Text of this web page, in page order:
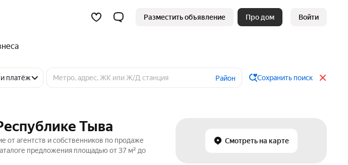
Разместить объявление Про дом Войти
платёж Район Сохранить поиск
Смотреть на карте
Тыва
от агентств и собственников по продаже
предложения площадью от 37 м² до